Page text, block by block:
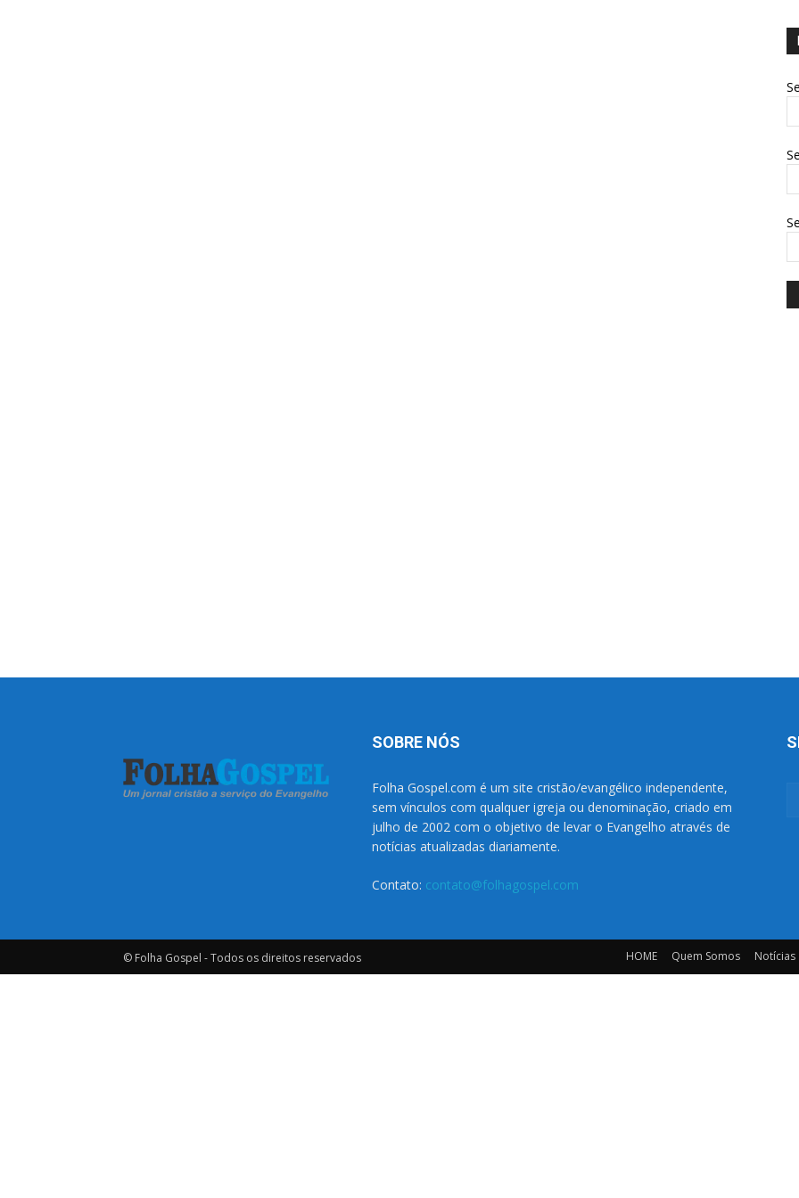
SOBRE NÓS
Folha Gospel.com é um site cristão/evangélico independente,
sem vínculos com qualquer igreja ou denominação, criado em
julho de 2002 com o objetivo de levar o Evangelho através de
notícias atualizadas diariamente.
Contato: contato@folhagospel.com
© Folha Gospel - Todos os direitos reservados HOME Quem Somos Notícias